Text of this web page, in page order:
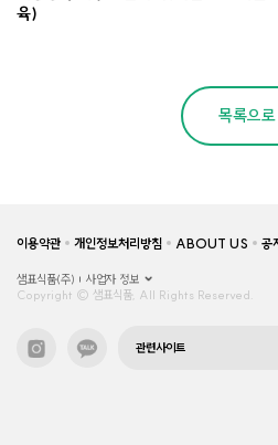
육)
목록으로
이용약관 개인정보처리방침 ABOUT US 공
샘표식품(주)
사업자 정보
Copyright © 샘표식품, All Rights Reserved.
관련사이트